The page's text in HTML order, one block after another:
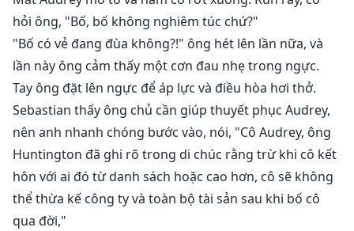
hỏi ông, "Bố, bố không nghiêm túc chứ?"
"Bố có vẻ đang đùa không?!" ông hét lên lần nữa, và
lần này ông cảm thấy một cơn đau nhẹ trong ngực.
Tay ông đặt lên ngực để áp lực và điều hòa hơi thở.
Sebastian thấy ông chủ cần giúp thuyết phục Audrey,
nên anh nhanh chóng bước vào, nói, "Cô Audrey, ông
Huntington đã ghi rõ trong di chúc rằng trừ khi cô kết
hôn với ai đó từ danh sách hoặc cao hơn, cô sẽ không
thể thừa kế công ty và toàn bộ tài sản sau khi bố cô
qua đời,"